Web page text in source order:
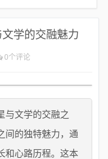
学的交融魅力
0个评论
与文学的交融之
间的独特魅力，通
和心路历程。这本